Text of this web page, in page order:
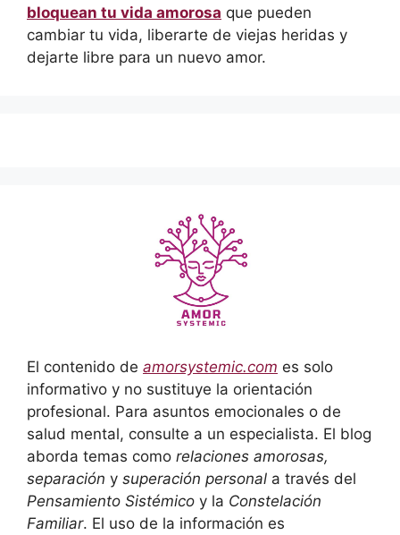
bloquean tu vida amorosa que pueden
cambiar tu vida, liberarte de viejas heridas y
dejarte libre para un nuevo amor.
El contenido de amorsystemic.com es solo
informativo y no sustituye la orientación
profesional. Para asuntos emocionales o de
salud mental, consulte a un especialista. El blog
aborda temas como relaciones amorosas,
separación y superación personal a través del
Pensamiento Sistémico y la Constelación
Familiar. El uso de la información es